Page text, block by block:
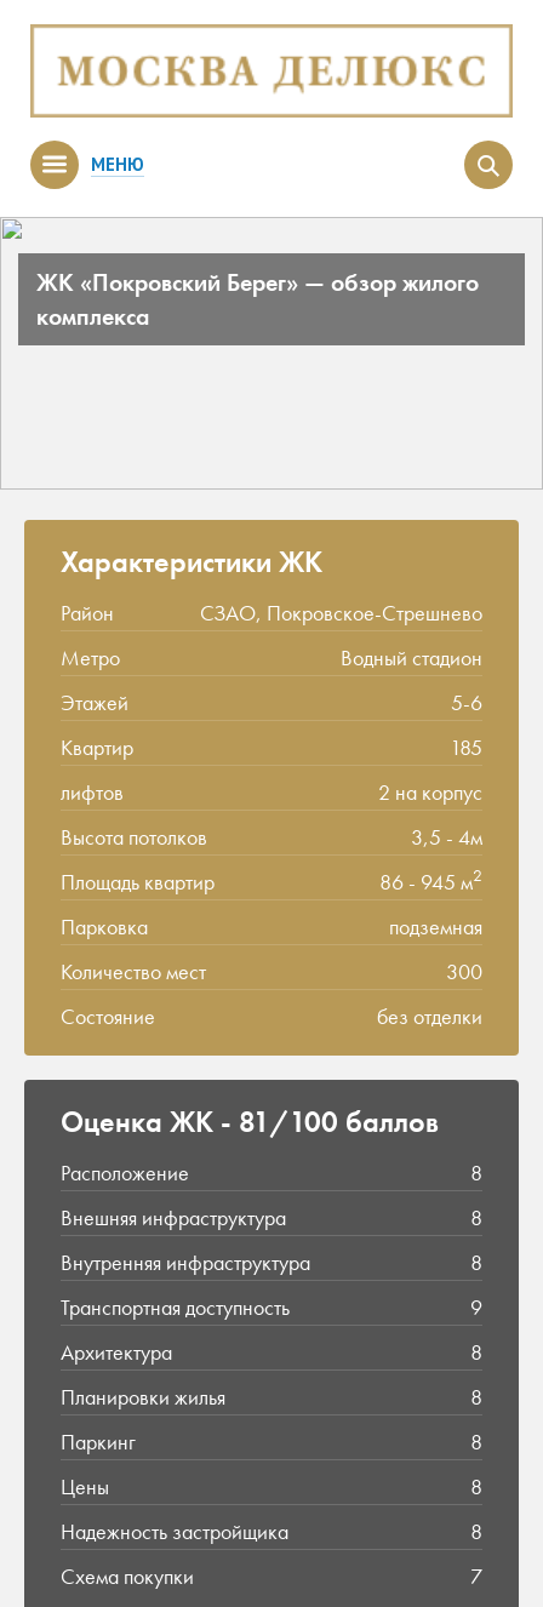
МЕНЮ
ЖК «Покровский Берег» — обзор жилого
комплекса
Характеристики ЖК
Район
СЗАО, Покровское-Стрешнево
Метро
Водный стадион
Этажей
5-6
Квартир
185
лифтов
2 на корпус
Высота потолков
3,5 - 4м
Площадь квартир
86 - 945 м2
Парковка
подземная
Количество мест
300
Состояние
без отделки
Оценка ЖК - 81/100 баллов
Расположение
8
Внешняя инфраструктура
8
Внутренняя инфраструктура
8
Транспортная доступность
9
Архитектура
8
Планировки жилья
8
Паркинг
8
Цены
8
Надежность застройщика
8
Схема покупки
7